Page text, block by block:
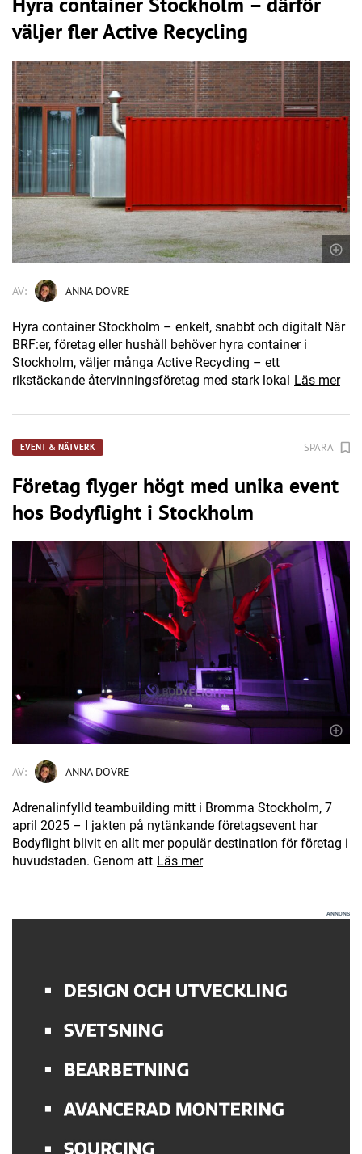
väljer fler Active Recycling
AV: ANNA DOVRE
Hyra container Stockholm – enkelt, snabbt och digitalt När
BRF:er, företag eller hushåll behöver hyra container i
Stockholm, väljer många Active Recycling – ett
rikstäckande återvinningsföretag med stark lokal
Läs mer
EVENT & NÄTVERK SPARA
Företag flyger högt med unika event
hos Bodyflight i Stockholm
AV: ANNA DOVRE
Adrenalinfylld teambuilding mitt i Bromma Stockholm, 7
april 2025 – I jakten på nytänkande företagsevent har
Bodyflight blivit en allt mer populär destination för företag i
huvudstaden. Genom att Läs mer
ANNONS